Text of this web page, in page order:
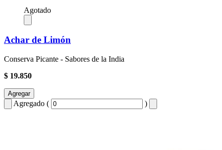
Agotado
Achar de Limón
Conserva Picante - Sabores de la India
$ 19.850
Agregar
Agregado ( )